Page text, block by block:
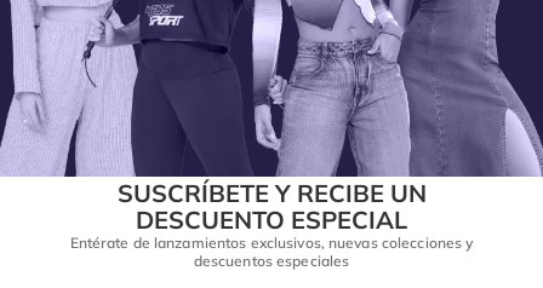
SUSCRÍBETE Y RECIBE UN
DESCUENTO ESPECIAL
Entérate de lanzamientos exclusivos, nuevas colecciones y
descuentos especiales